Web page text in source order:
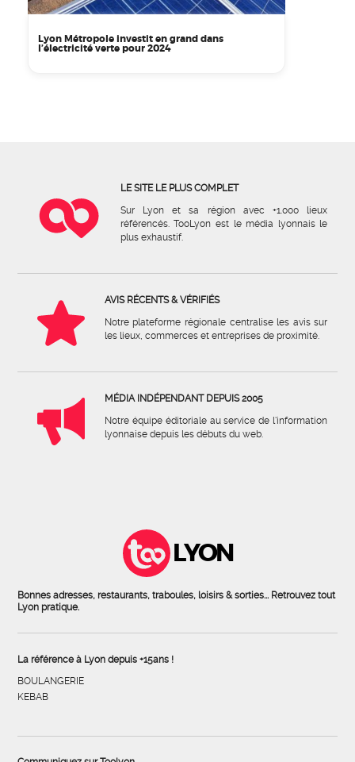
Lyon Métropole investit en grand dans
l’électricité verte pour 2024
LE SITE LE PLUS COMPLET
Sur Lyon et sa région avec +1.000 lieux
référencés. TooLyon est le média lyonnais le
plus exhaustif.
AVIS RÉCENTS & VÉRIFIÉS
Notre plateforme régionale centralise les avis sur
les lieux, commerces et entreprises de proximité.
MÉDIA INDÉPENDANT DEPUIS 2005
Notre équipe éditoriale au service de l'information
lyonnaise depuis les débuts du web.
LYON
Bonnes adresses, restaurants, traboules, loisirs & sorties... Retrouvez tout
Lyon pratique.
La référence à Lyon depuis +15ans !
BOULANGERIE
KEBAB